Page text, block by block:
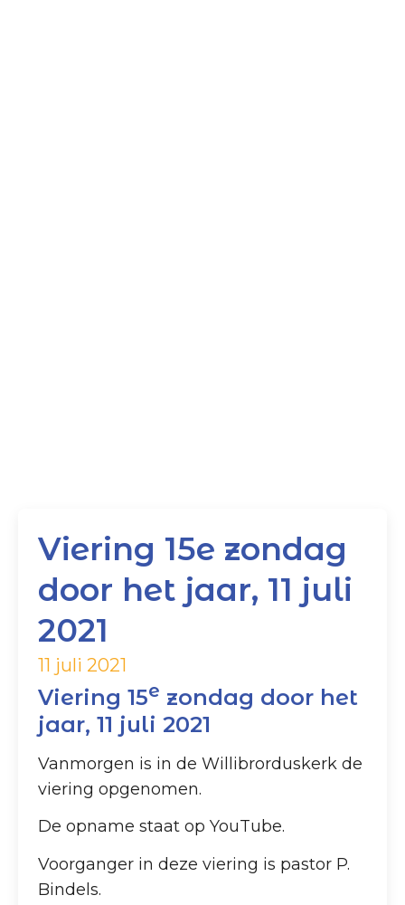
Viering 15e zondag
door het jaar, 11 juli
2021
11 juli 2021
Viering 15e zondag door het
jaar, 11 juli 2021
Vanmorgen is in de Willibrorduskerk de
viering opgenomen.
De opname staat op YouTube.
Voorganger in deze viering is pastor P.
Bindels.